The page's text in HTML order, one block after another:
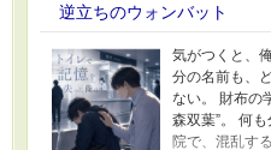
逆立ちのウォンバット
気がつくと、
分の名前も、
ない。 財布の
森双葉”。 何
院で、混乱す